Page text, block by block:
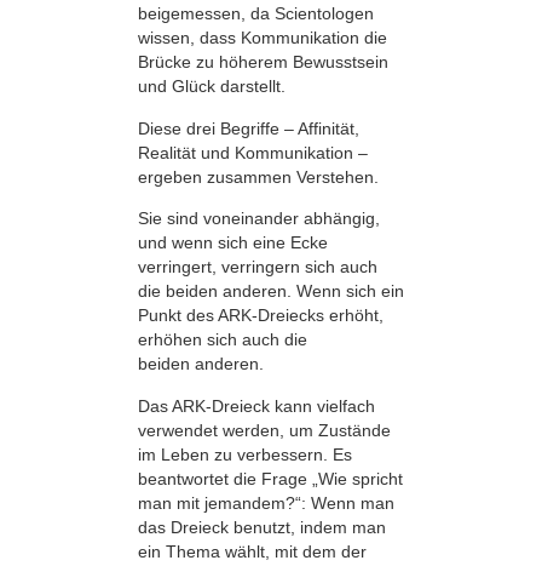
beigemessen, da Scientologen
wissen, dass Kommunikation die
Brücke zu höherem Bewusstsein
und Glück darstellt.
Diese drei Begriffe – Affinität,
Realität und Kommunikation –
ergeben zusammen Verstehen.
Sie sind voneinander abhängig,
und wenn sich eine Ecke
verringert, verringern sich auch
die beiden anderen. Wenn sich ein
Punkt des ARK-Dreiecks erhöht,
erhöhen sich auch die
beiden anderen.
Das ARK-Dreieck kann vielfach
verwendet werden, um Zustände
im Leben zu verbessern. Es
beantwortet die Frage „Wie spricht
man mit jemandem?“: Wenn man
das Dreieck benutzt, indem man
ein Thema wählt, mit dem der